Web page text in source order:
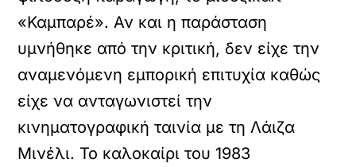
«Καμπαρέ». Αν και η παράσταση
υμνήθηκε από την κριτική, δεν είχε την
αναμενόμενη εμπορική επιτυχία καθώς
είχε να ανταγωνιστεί την
κινηματογραφική ταινία με τη Λάιζα
Μινέλι. Το καλοκαίρι του 1983